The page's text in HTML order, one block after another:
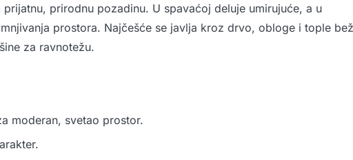
prirodnu pozadinu. U spavaćoj deluje umirujuće, a u
prostora. Najčešće se javlja kroz drvo, obloge i tople
za ravnotežu.
moderan, svetao prostor.